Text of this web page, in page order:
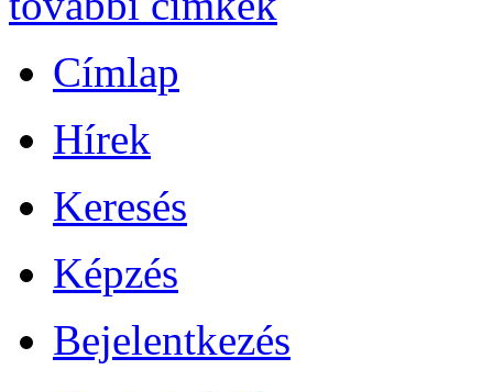
Címlap
Hírek
Keresés
Képzés
Bejelentkezés